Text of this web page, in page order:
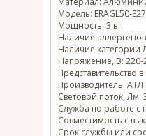
Модель: ERAGL50-E27
Мощность: 3 вт
Наличие
Наличие категории
Напряжение, В: 220-
Представительство
Производитель:
Световой поток, Лм:
Служба по работе с
Совместимость с
Срок службы или